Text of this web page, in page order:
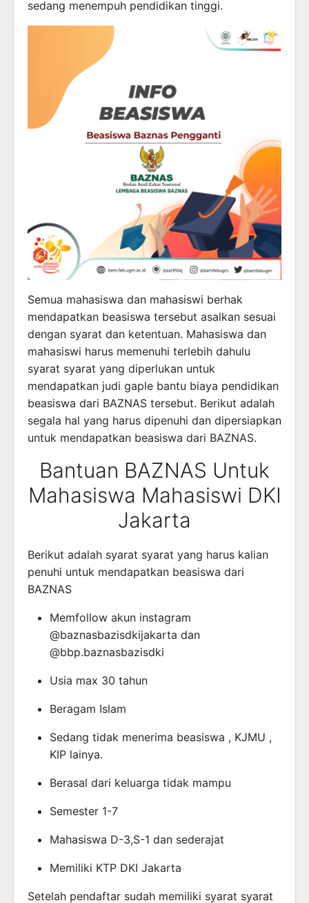
sedang menempuh pendidikan tinggi.
Semua mahasiswa dan mahasiswi berhak
mendapatkan beasiswa tersebut asalkan sesuai
dengan syarat dan ketentuan. Mahasiswa dan
mahasiswi harus memenuhi terlebih dahulu
syarat syarat yang diperlukan untuk
mendapatkan judi gaple bantu biaya pendidikan
beasiswa dari BAZNAS tersebut. Berikut adalah
segala hal yang harus dipenuhi dan dipersiapkan
untuk mendapatkan beasiswa dari BAZNAS.
Bantuan BAZNAS Untuk
Mahasiswa Mahasiswi DKI
Jakarta
Berikut adalah syarat syarat yang harus kalian
penuhi untuk mendapatkan beasiswa dari
BAZNAS
Memfollow akun instagram
@baznasbazisdkijakarta dan
@bbp.baznasbazisdki
Usia max 30 tahun
Beragam Islam
Sedang tidak menerima beasiswa , KJMU ,
KIP lainya.
Berasal dari keluarga tidak mampu
Semester 1-7
Mahasiswa D-3,S-1 dan sederajat
Memiliki KTP DKI Jakarta
Setelah pendaftar sudah memiliki syarat syarat